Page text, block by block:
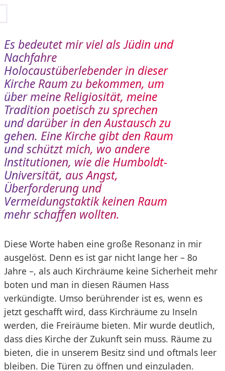
Es bedeutet mir viel als Jüdin und
Nachfahre
Holocaustüberlebender in dieser
Kirche Raum zu bekommen, um
über meine Religiosität, meine
Tradition poetisch zu sprechen
und darüber in den Austausch zu
gehen. Eine Kirche gibt den Raum
und schützt mich, wo andere
Institutionen, wie die Humboldt-
Universität, aus Angst,
Überforderung und
Vermeidungstaktik keinen Raum
mehr schaffen wollten.
Diese Worte haben eine große Resonanz in mir
ausgelöst. Denn es ist gar nicht lange her – 80
Jahre –, als auch Kirchräume keine Sicherheit mehr
boten und man in diesen Räumen Hass
verkündigte. Umso berührender ist es, wenn es
jetzt geschafft wird, dass Kirchräume zu Inseln
werden, die Freiräume bieten. Mir wurde deutlich,
dass dies Kirche der Zukunft sein muss. Räume zu
bieten, die in unserem Besitz sind und oftmals leer
bleiben. Die Türen zu öffnen und einzuladen.